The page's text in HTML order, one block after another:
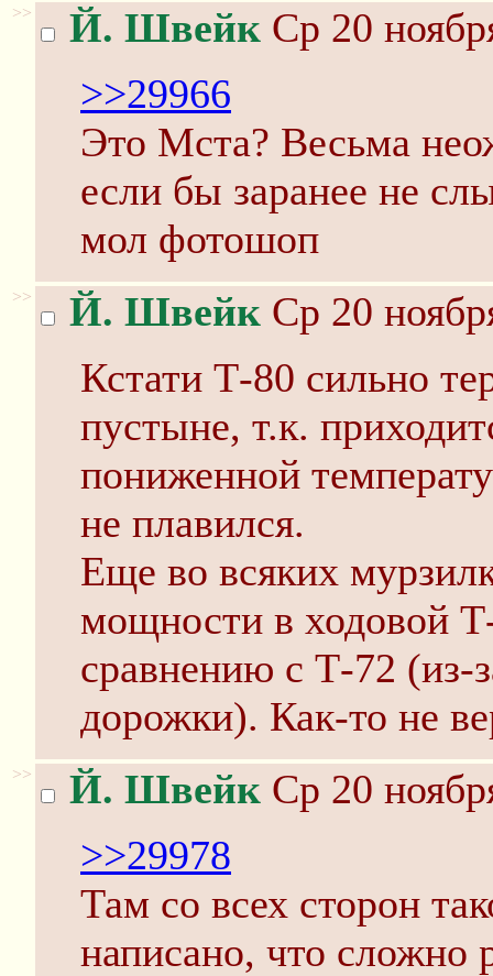
>> Й. Швейк Ср 20
>>29966
Это Мста? Весьма
если бы заранее не
мол фотошоп
>> Й. Швейк Ср 20
Кстати Т-80 сильно
пустыне, т.к.
пониженной
не плавился.
Еще во всяких
мощности в ходовой
сравнению с Т-72 (из-
дорожки). Как-то не
>> Й. Швейк Ср 20
>>29978
Там со всех сторон
написано, что сложно